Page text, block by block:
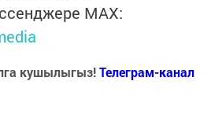
MАХ:
кушылыгыз!Телеграм-канал